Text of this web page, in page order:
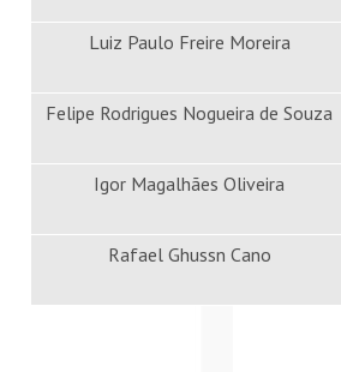
Luiz Paulo Freire Moreira
Felipe Rodrigues Nogueira de Souza
Igor Magalhães Oliveira
Rafael Ghussn Cano